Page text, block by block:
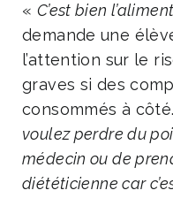
« C’est bien
demande une
l’attention sur le
graves si des
consommés à
voulez perdre du
médecin ou de
diététicienne car